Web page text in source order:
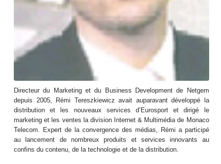
Directeur du Marketing et du Business Development de Netgem
depuis 2005, Rémi Tereszkiewicz avait auparavant développé la
distribution et les nouveaux services d’Eurosport et dirigé le
marketing et les ventes la division Internet & Multimédia de Monaco
Telecom. Expert de la convergence des médias, Rémi a participé
au lancement de nombreux produits et services innovants au
confins du contenu, de la technologie et de la distribution.